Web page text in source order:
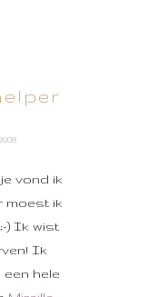
vond ik
moest ik
) Ik wist
Ik
een hele